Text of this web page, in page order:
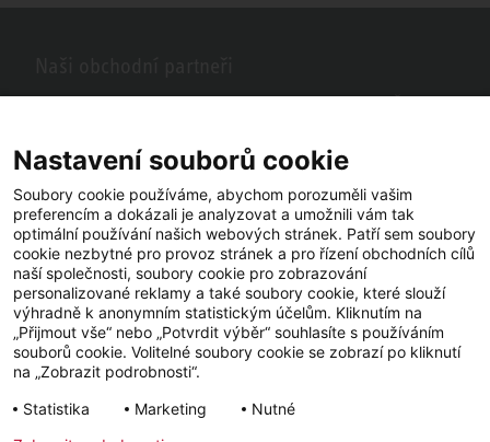
se vám naši partneři ve vašem okolí.
YouTube Facebook LinkedIn
Instagram
Nastavení souborů cookie
Soubory cookie používáme, abychom porozuměli vašim
preferencím a dokázali je analyzovat a umožnili vám tak
optimální používání našich webových stránek. Patří sem soubory
cookie nezbytné pro provoz stránek a pro řízení obchodních cílů
naší společnosti, soubory cookie pro zobrazování
personalizované reklamy a také soubory cookie, které slouží
výhradně k anonymním statistickým účelům. Kliknutím na
„Přijmout vše“ nebo „Potvrdit výběr“ souhlasíte s používáním
souborů cookie. Volitelné soubory cookie se zobrazí po kliknutí
na „Zobrazit podrobnosti“.
Statistika
Marketing
Nutné